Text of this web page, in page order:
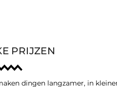
PRIJZEN
dingen langzamer, in